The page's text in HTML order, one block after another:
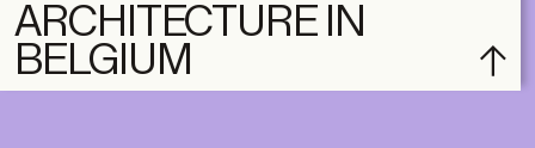
ARCHITECTURE IN
BELGIUM